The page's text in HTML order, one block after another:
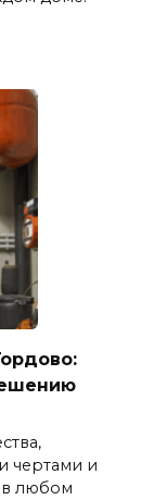
чертами и
в любом